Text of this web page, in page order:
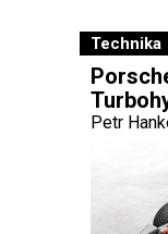
Technika
Petr